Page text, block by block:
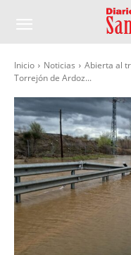
Inicio Noticias
Abierta al
Torrejón de Ardoz...